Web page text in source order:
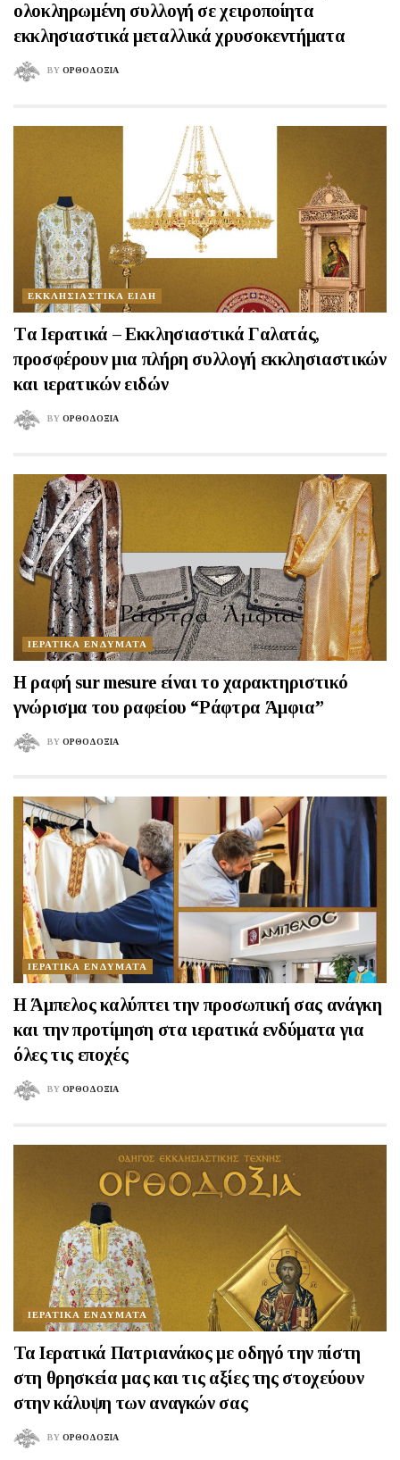
ολοκληρωμένη συλλογή σε χειροποίητα
εκκλησιαστικά μεταλλικά χρυσοκεντήματα
BY ΟΡΘΟΔΟΞΙΑ
ΕΚΚΛΗΣΙΑΣΤΙΚΑ ΕΙΔΗ
Tα Ιερατικά – Εκκλησιαστικά Γαλατάς,
προσφέρουν μια πλήρη συλλογή εκκλησιαστικών
και ιερατικών ειδών
BY ΟΡΘΟΔΟΞΙΑ
ΙΕΡΑΤΙΚΑ ΕΝΔΥΜΑΤΑ
Η ραφή sur mesure είναι το χαρακτηριστικό
γνώρισμα του ραφείου “Ράφτρα Άμφια”
BY ΟΡΘΟΔΟΞΙΑ
ΙΕΡΑΤΙΚΑ ΕΝΔΥΜΑΤΑ
Η Άμπελος καλύπτει την προσωπική σας ανάγκη
και την προτίμηση στα ιερατικά ενδύματα για
όλες τις εποχές
BY ΟΡΘΟΔΟΞΙΑ
ΙΕΡΑΤΙΚΑ ΕΝΔΥΜΑΤΑ
Τα Ιερατικά Πατριανάκος με οδηγό την πίστη
στη θρησκεία μας και τις αξίες της στοχεύουν
στην κάλυψη των αναγκών σας
BY ΟΡΘΟΔΟΞΙΑ